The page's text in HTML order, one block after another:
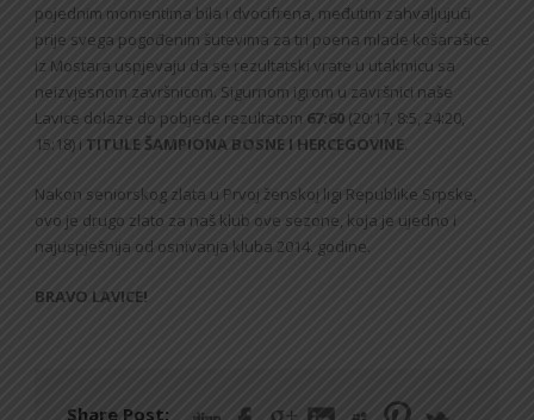
pojednim momentima bila i dvocifrena, međutim zahvaljujući
prije svega pogođenim šutevima za tri poena mlade košarašice
iz Mostara uspjevaju da se rezultatski vrate u utakmicu sa
neizvjesnom završnicom. Sigurnom igrom u završnici naše
Lavice dolaze do pobjede rezultatom 67:60 (20:17, 8:5, 24:20,
15:18) i TITULE ŠAMPIONA BOSNE I HERCEGOVINE
Nakon seniorskog zlata u Prvoj ženskoj ligi Republike Srpske,
ovo je drugo zlato za naš klub ove sezone, koja je ujedno i
najuspješnija od osnivanja kluba 2014. godine.
BRAVO LAVICE!
Share Post: